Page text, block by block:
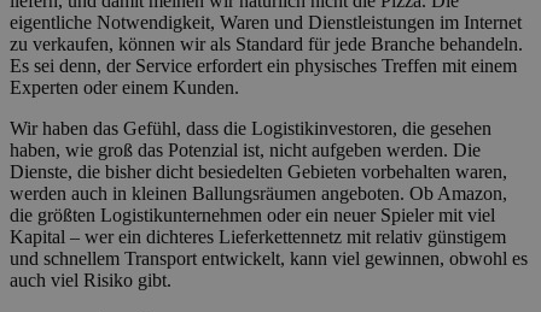
eigentliche Notwendigkeit, Waren und Dienstleistungen im Internet
zu verkaufen, können wir als Standard für jede Branche behandeln.
Es sei denn, der Service erfordert ein physisches Treffen mit einem
Experten oder einem Kunden.
Wir haben das Gefühl, dass die Logistikinvestoren, die gesehen
haben, wie groß das Potenzial ist, nicht aufgeben werden. Die
Dienste, die bisher dicht besiedelten Gebieten vorbehalten waren,
werden auch in kleinen Ballungsräumen angeboten. Ob Amazon,
die größten Logistikunternehmen oder ein neuer Spieler mit viel
Kapital – wer ein dichteres Lieferkettennetz mit relativ günstigem
und schnellem Transport entwickelt, kann viel gewinnen, obwohl es
auch viel Risiko gibt.